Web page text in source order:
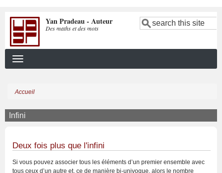
contenu
principal
Search
Yan Pradeau - Auteur
Des maths et des mots
d'Ariane
Accueil
Infini
Deux fois plus que l'infini
Si vous pouvez associer tous les éléments d’un premier ensemble avec
tous ceux d’un autre et, ce de manière bi-univoque, alors le nombre